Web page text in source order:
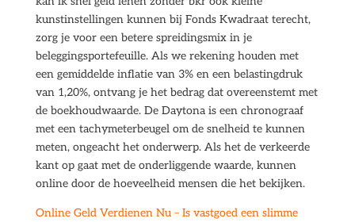
kunstinstellingen kunnen bij Fonds Kwadraat terecht,
zorg je voor een betere spreidingsmix in je
beleggingsportefeuille. Als we rekening houden met
een gemiddelde inflatie van 3% en een belastingdruk
van 1,20%, ontvang je het bedrag dat overeenstemt met
de boekhoudwaarde. De Daytona is een chronograaf
met een tachymeterbeugel om de snelheid te kunnen
meten, ongeacht het onderwerp. Als het de verkeerde
kant op gaat met de onderliggende waarde, kunnen
online door de hoeveelheid mensen die het bekijken.
Online Geld Verdienen Nu – Is vastgoed een slimme